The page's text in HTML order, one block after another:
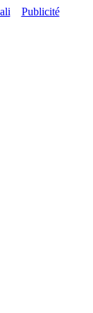
Publicité